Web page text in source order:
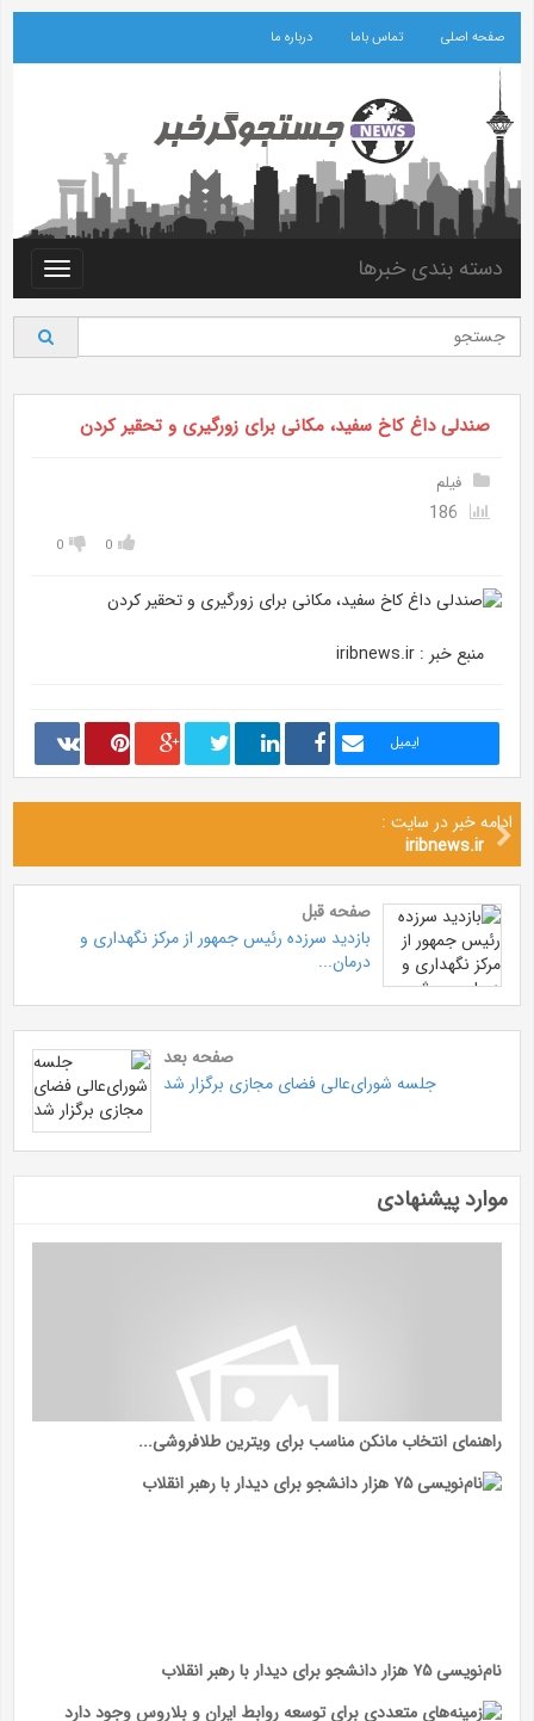
صفحه اصلی تماس باما درباره ما
Toggle
دسته بندی خبرها
صندلی داغ کاخ سفید، مکانی برای زورگیری و تحقیر کردن
فیلم
0
0
منبع خبر : iribnews.ir
ایمیل
ادامه خبر در سایت :
iribnews.ir
صفحه قبل
بازدید سرزده رئیس جمهور از مرکز نگهداری و
درمان...
صفحه بعد
جلسه شورای‌عالی فضای مجازی برگزار شد
موارد پیشنهادی
راهنمای انتخاب مانکن مناسب برای ویترین طلافروشی...
نام‌نویسی ۷۵ هزار دانشجو برای دیدار با رهبر انقلاب